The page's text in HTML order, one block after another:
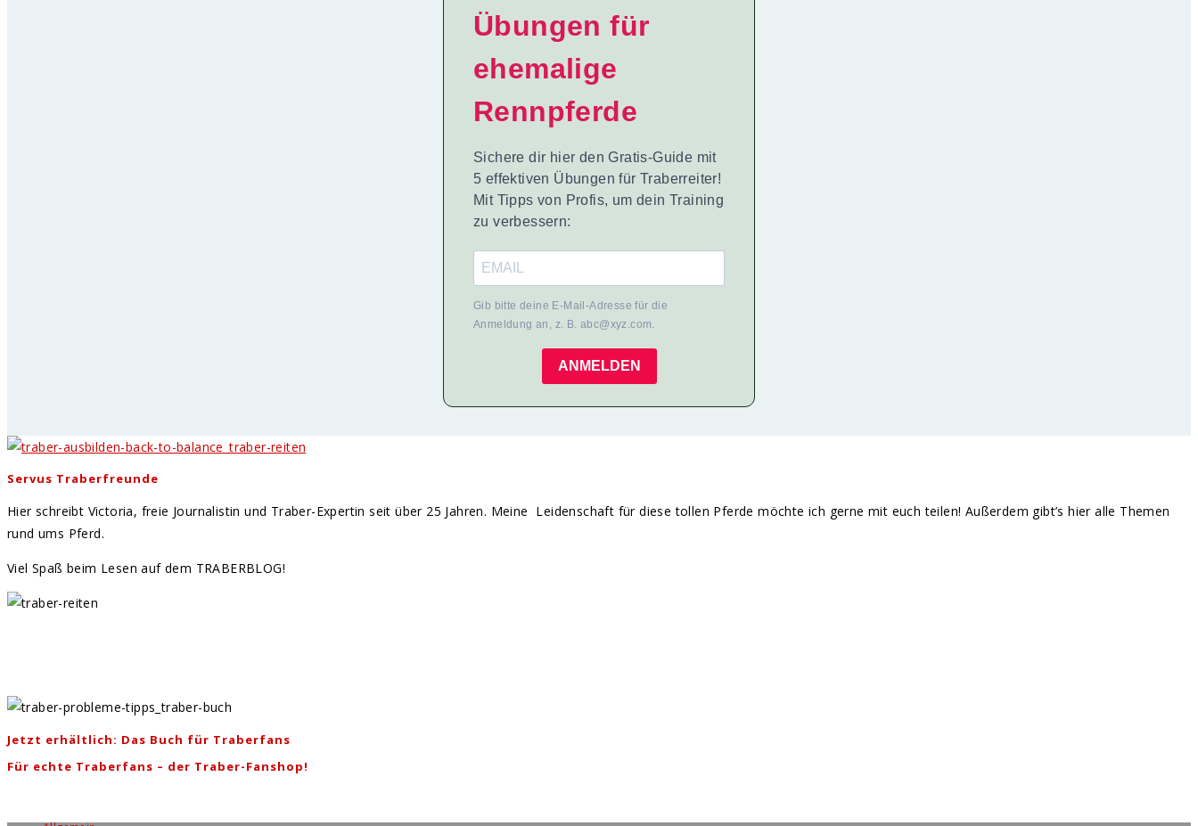
Übungen für
ehemalige
Rennpferde
Sichere dir hier den Gratis-Guide mit
5 effektiven Übungen für Traberreiter!
Mit Tipps von Profis, um dein Training
zu verbessern:
Gib bitte deine E-Mail-Adresse für die
Anmeldung an, z. B. abc@xyz.com.
ANMELDEN
Servus Traberfreunde
Hier schreibt Victoria, freie Journalistin und Traber-Expertin seit über 25 Jahren. Meine Leidenschaft für diese tollen Pferde möchte ich gerne mit euch teilen! Außerdem gibt’s hier alle Themen
rund ums Pferd.
Viel Spaß beim Lesen auf dem TRABERBLOG!
Jetzt erhältlich: Das Buch für Traberfans
Für echte Traberfans – der Traber-Fanshop!